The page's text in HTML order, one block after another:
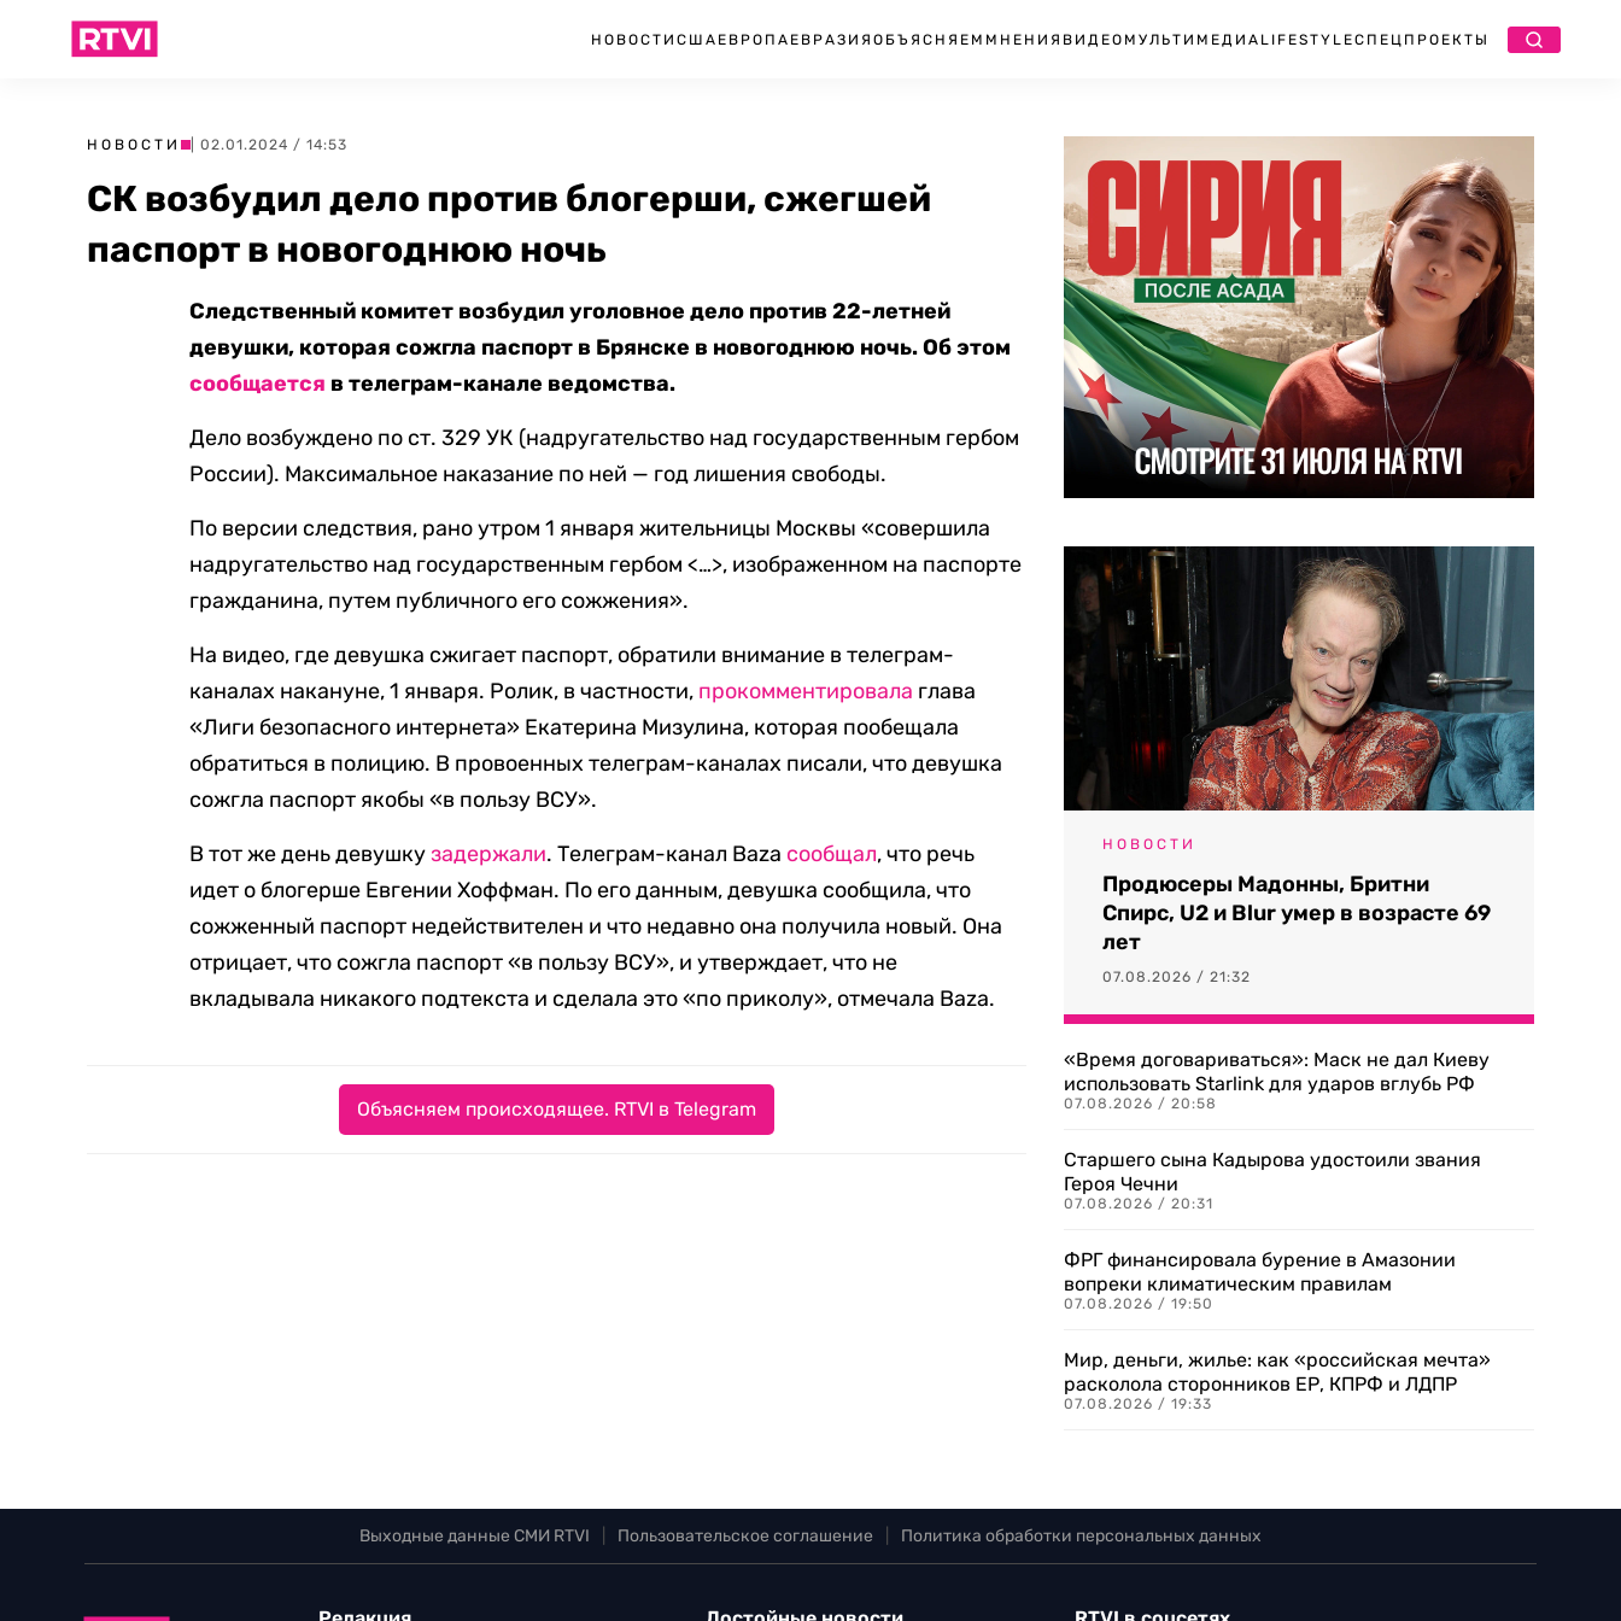
НОВОСТИ США ЕВРОПА ЕВРАЗИЯ ОБЪЯСНЯЕМ МНЕНИЯ ВИДЕО МУЛЬТИМЕДИА LIFESTYLEСПЕЦПРОЕКТЫ
НОВОСТИ | 02.01.2024 / 14:53
СК возбудил дело против блогерши, сжегшей
паспорт в новогоднюю ночь
Следственный комитет возбудил уголовное дело против 22-летней
девушки, которая сожгла паспорт в Брянске в новогоднюю ночь. Об этом
сообщается в телеграм-канале ведомства.
Дело возбуждено по ст. 329 УК (надругательство над государственным гербом
России). Максимальное наказание по ней — год лишения свободы.
По версии следствия, рано утром 1 января жительницы Москвы «совершила
надругательство над государственным гербом <…>, изображенном на паспорте
гражданина, путем публичного его сожжения».
На видео, где девушка сжигает паспорт, обратили внимание в телеграм-
каналах накануне, 1 января. Ролик, в частности, прокомментировала глава
«Лиги безопасного интернета» Екатерина Мизулина, которая пообещала
обратиться в полицию. В провоенных телеграм-каналах писали, что девушка
сожгла паспорт якобы «в пользу ВСУ».
В тот же день девушкузадержали. Телеграм-канал Baza сообщал, что речь
идет о блогерше Евгении Хоффман. По его данным, девушка сообщила, что
сожженный паспорт недействителен и что недавно она получила новый. Она
отрицает, что сожгла паспорт «в пользу ВСУ», и утверждает, что не
вкладывала никакого подтекста и сделала это «по приколу», отмечала Baza.
Объясняем происходящее. RTVI в Telegram
НОВОСТИ
Продюсеры Мадонны, Бритни
Спирс, U2 и Blur умер в возрасте 69
лет
07.08.2026 / 21:32
«Время договариваться»: Маск не дал Киеву
использовать Starlink для ударов вглубь РФ
07.08.2026 / 20:58
Старшего сына Кадырова удостоили звания
Героя Чечни
07.08.2026 / 20:31
ФРГ финансировала бурение в Амазонии
вопреки климатическим правилам
07.08.2026 / 19:50
Мир, деньги, жилье: как «российская мечта»
расколола сторонников ЕР, КПРФ и ЛДПР
07.08.2026 / 19:33
Выходные данные СМИ RTVI Пользовательское соглашение Политика обработки персональных данных